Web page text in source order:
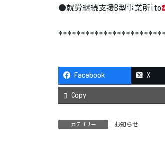
●就労継続支援B型事業所ito
Facebook X
Copy
カテゴリー お知らせ